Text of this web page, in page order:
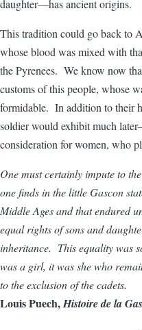
daughter—has ancient origins.
This tradition could go back to
whose blood was mixed with
the Pyrenees. We know now
customs of this people, whose
formidable. In addition to their
soldier would exhibit much
consideration for women, who
One must certainly impute to
one finds in the little Gascon
Middle Ages and that endured
equal rights of sons and
inheritance. This equality was
was a girl, it was she who
to the exclusion of the cadets.
Louis Puech,Histoire de la